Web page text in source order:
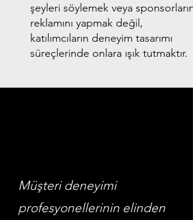
şeyleri söylemek veya sponsorların
reklamını yapmak değil,
katılımcıların deneyim tasarımı
süreçlerinde onlara ışık tutmaktır.
Müşteri deneyimi
profesyonellerinin elinden